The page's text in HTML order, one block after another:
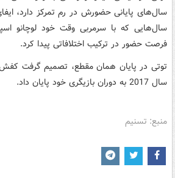
سال‌های پایانی حضورش در رم تمرکز دارد،
سال‌هایی که با سرمربی وقت خود لوچانو
فرصت حضور در ترکیب اختلافاتی پیدا کرد.
توتی در پایان همان مقطع، تصمیم گرفت
سال 2017 به دوران بازیگری خود پایان داد.
منبع: تسنیم